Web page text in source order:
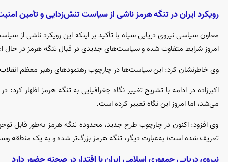
رویکرد ایران در تنگه هرمز ناشی از سیاست تنش‌زدایی و تأمین
معاون سیاسی نیروی دریایی سپاه با تأکید بر اینکه این رویکرد ناشی از
امروز شرایط متفاوت شده و سیاست‌های جدیدی در قبال تنگه هرمز در حال
وی خاطرنشان کرد: این سیاست‌ها در چارچوب رهنمود‌های رهبر معظم
اکبرزاده در ادامه با تشریح تغییر نگاه جغرافیایی به تنگه هرمز اظهار
می‌شد، اما امروز این نگاه تغییر کرده است.
وی افزود: اکنون در چارچوب طرح جدید، محدوده تنگه هرمز به‌طور قابل
تعریف شده است؛ به‌عبارت دیگر، تنگه هرمز بزرگ‌تر شده و به یک منطقه
نیروی دریایی جمهوری اسلامی ایران با اقتدار در صحنه حضور دارد